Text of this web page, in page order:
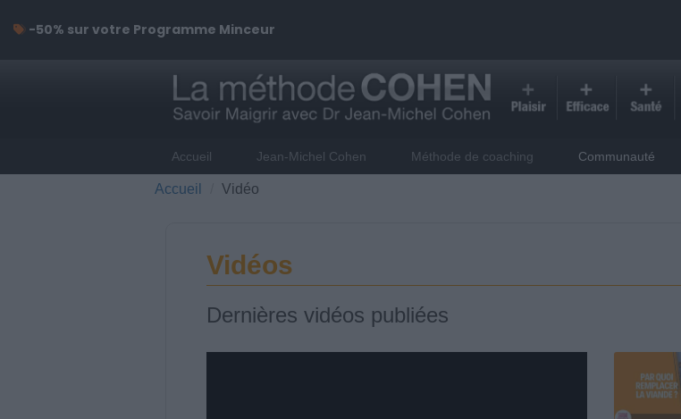
Accueil Jean-Michel Cohen Méthode de coaching Communauté
Accueil Vidéo
Vidéos
Dernières vidéos publiées
-50% sur votre Programme Minceur